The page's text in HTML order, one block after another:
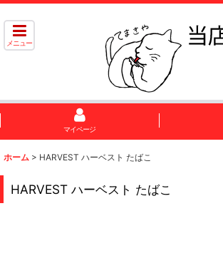
メニュー
マイページ
ホーム > HARVEST ハーベスト たばこ
HARVEST ハーベスト たばこ